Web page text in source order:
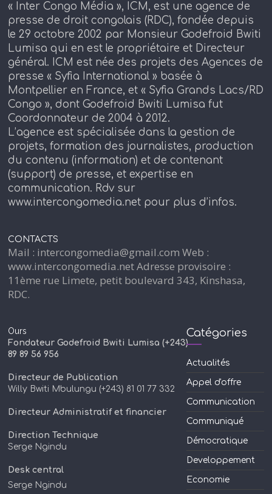
« Inter Congo Média », ICM, est une agence de
presse de droit congolais (RDC), fondée depuis
le 29 octobre 2002 par Monsieur Godefroid Bwiti
Lumisa qui en est le propriétaire et Directeur
général. ICM est née des projets des Agences de
presse « Syfia International » basée à
Montpellier en France, et « Syfia Grands Lacs/RD
Congo », dont Godefroid Bwiti Lumisa fut
Coordonnateur de 2004 à 2012.
L’agence est spécialisée dans la gestion de
projets, formation des journalistes, production
du contenu (information) et de contenant
(support) de presse, et expertise en
communication. Rdv sur
www.intercongomedia.net pour plus d’infos.
CONTACTS
Mail : intercongomedia@gmail.com Web :
www.intercongomedia.net Adresse provisoire :
11ème rue Limete, petit boulevard 343, Kinshasa,
RDC.
Ours
Fondateur Godefroid Bwiti Lumisa (+243)
89 89 56 956
Directeur de Publication
Willy Bwiti Mbulungu (+243) 81 01 77 332
Directeur Administratif et financier
Direction Technique
Serge Ngindu
Desk central
Serge Ngindu
Catégories
Actualités
Appel d'offre
Communication
Communiqué
Démocratique
Developpement
Economie